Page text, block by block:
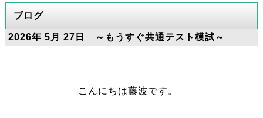
ブログ
2026年 5月 27日 ～もうすぐ共通テスト模試～
こんにちは藤波です。